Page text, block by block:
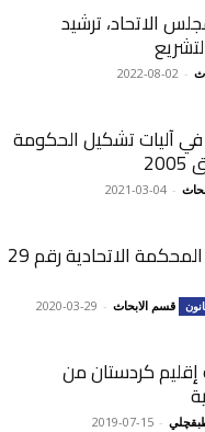
الاتحاد، ترشيد
-
2022-08-02
آليات تشكيل الحكومة
-
2021-03-04
تعليق على قرار المحكمة الاتحادية رقم 29
قسم الابحاث -
2020-03-29
كردستان من
-
2019-07-15